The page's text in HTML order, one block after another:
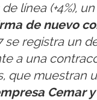
línea (+4%),
de nuevo
se registra un
a una
que muestran
Cemar y